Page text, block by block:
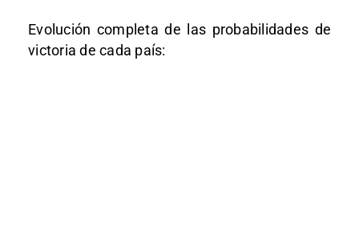
Evolución completa de las probabilidades de
victoria de cada país: